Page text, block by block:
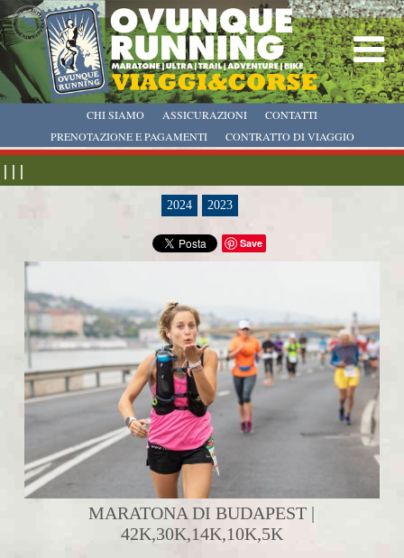
CHI SIAMO
PRENOTAZIONE E PAGAMENTI
CONTRATTO DI VIAGGIO
ASSICURAZIONI CONTATTI
| | |
2024 2023
Save
MARATONA DI BUDAPEST |
42K,30K,14K,10K,5K